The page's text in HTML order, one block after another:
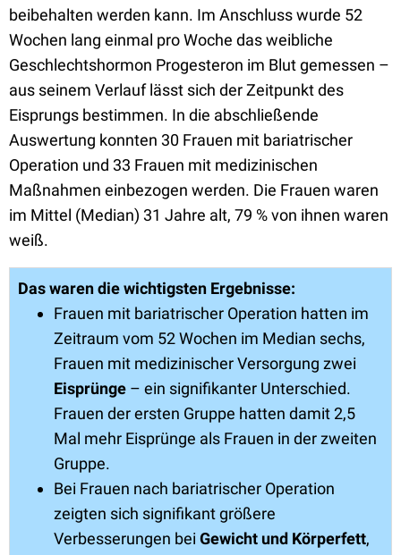
beibehalten werden kann. Im Anschluss wurde 52
Wochen lang einmal pro Woche das weibliche
Geschlechtshormon Progesteron im Blut gemessen –
aus seinem Verlauf lässt sich der Zeitpunkt des
Eisprungs bestimmen. In die abschließende
Auswertung konnten 30 Frauen mit bariatrischer
Operation und 33 Frauen mit medizinischen
Maßnahmen einbezogen werden. Die Frauen waren
im Mittel (Median) 31 Jahre alt, 79 % von ihnen waren
weiß.
Das waren die wichtigsten Ergebnisse:
Frauen mit bariatrischer Operation hatten im
Zeitraum vom 52 Wochen im Median sechs,
Frauen mit medizinischer Versorgung zwei
Eisprünge – ein signifikanter Unterschied.
Frauen der ersten Gruppe hatten damit 2,5
Mal mehr Eisprünge als Frauen in der zweiten
Gruppe.
Bei Frauen nach bariatrischer Operation
zeigten sich signifikant größere
Verbesserungen bei Gewicht und Körperfett,